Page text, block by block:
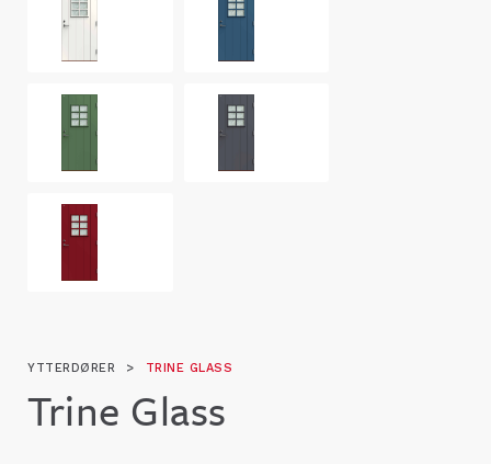
YTTERDØRER > TRINE GLASS
Trine Glass